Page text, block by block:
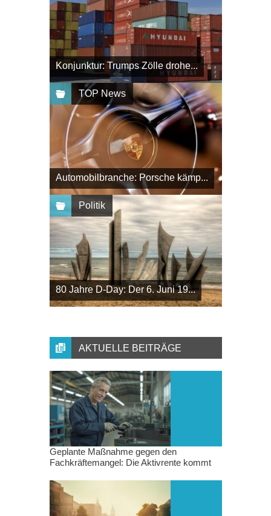
Konjunktur: Trumps Zölle drohe...
TOP News
Automobilbranche: Porsche kämp...
Politik
80 Jahre D-Day: Der 6. Juni 19...
AKTUELLE BEITRÄGE
Geplante Maßnahme gegen den
Fachkräftemangel: Die Aktivrente kommt